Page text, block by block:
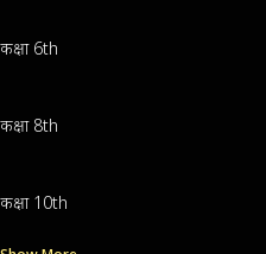
कक्षा 6th
कक्षा 8th
कक्षा 10th